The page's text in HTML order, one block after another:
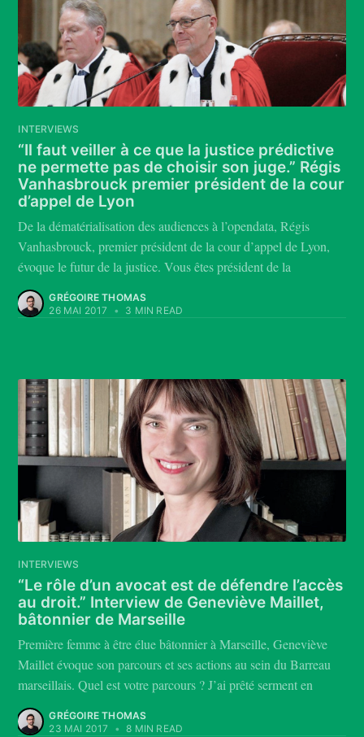
INTERVIEWS
“Il faut veiller à ce que la justice prédictive
ne permette pas de choisir son juge.” Régis
Vanhasbrouck premier président de la cour
d’appel de Lyon
De la dématérialisation des audiences à l’opendata, Régis
Vanhasbrouck, premier président de la cour d’appel de Lyon,
évoque le futur de la justice. Vous êtes président de la
GRÉGOIRE THOMAS
26 MAI 2017
• 3 MIN READ
INTERVIEWS
“Le rôle d’un avocat est de défendre l’accès
au droit.” Interview de Geneviève Maillet,
bâtonnier de Marseille
Première femme à être élue bâtonnier à Marseille, Geneviève
Maillet évoque son parcours et ses actions au sein du Barreau
marseillais. Quel est votre parcours ? J’ai prêté serment en
GRÉGOIRE THOMAS
23 MAI 2017
• 8 MIN READ